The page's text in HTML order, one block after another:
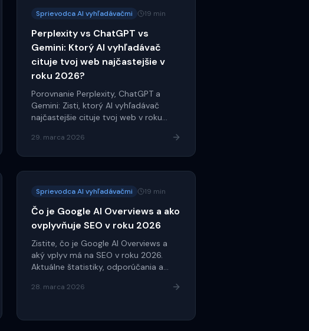
Sprievodca AI vyhľadávačmi 19 min
Perplexity vs ChatGPT vs
Gemini: Ktorý AI vyhľadávač
cituje tvoj web najčastejšie v
roku 2026?
Porovnanie Perplexity, ChatGPT a
Gemini: Zisti, ktorý AI vyhľadávač
najčastejšie cituje tvoj web v roku
29. marca 2026
Sprievodca AI vyhľadávačmi 19 min
Čo je Google AI Overviews a ako
ovplyvňuje SEO v roku 2026
Zistite, čo je Google AI Overviews a
aký vplyv má na SEO v roku 2026.
Aktuálne štatistiky, odporúčania a
28. marca 2026